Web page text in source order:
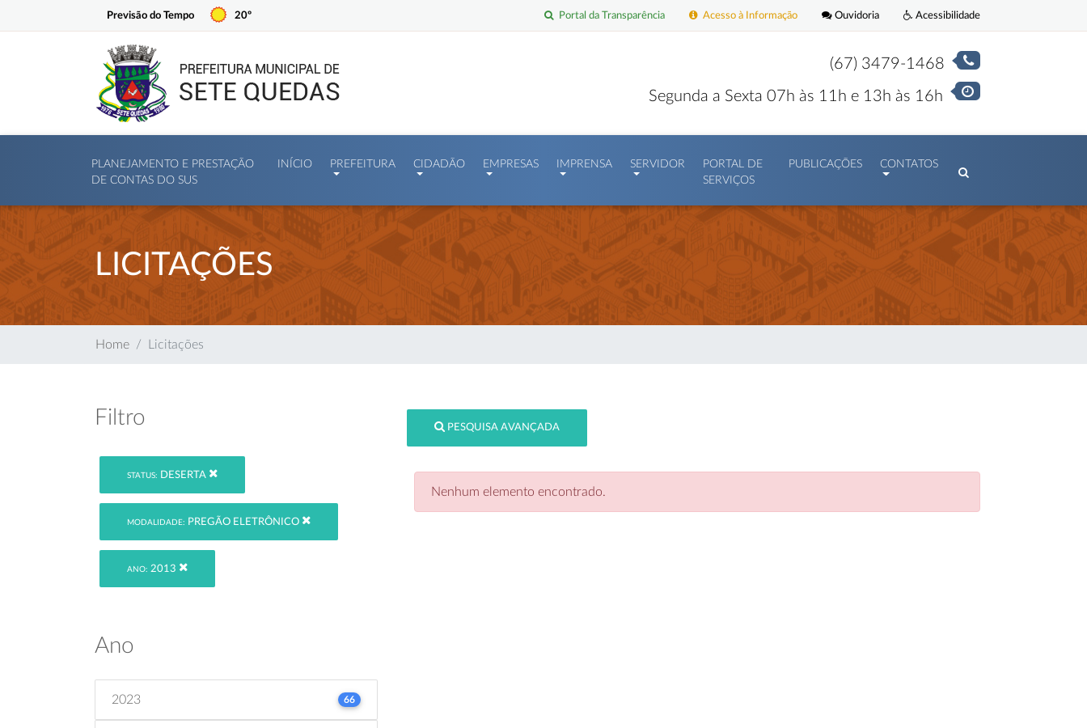
Previsão do Tempo 20º Acessibilidade
Ouvidoria
Acesso à Informação
Portal da Transparência
(67) 3479-1468
Segunda a Sexta 07h às 11h e 13h às 16h
PLANEJAMENTO E PRESTAÇÃO
DE CONTAS DO SUS
INÍCIO PREFEITURA CIDADÃO EMPRESAS IMPRENSA SERVIDOR
PORTAL DE
SERVIÇOS
PUBLICAÇÕES CONTATOS
LICITAÇÕES
Home Licitações
Filtro
STATUS: DESERTA
MODALIDADE: PREGÃO ELETRÔNICO
ANO: 2013
Ano
2023 66
PESQUISA AVANÇADA
Nenhum elemento encontrado.